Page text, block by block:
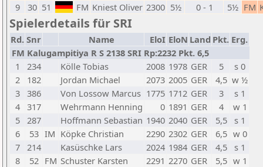
9
30 51 FM Kniest Oliver 2300 5½ 0 - 1 5½ FM
Spielerdetails für SRI
Rd. Snr Name EloI EloN Land Pkt. Erg.
FM Kalugampitiya R S 2138 SRI Rp:2232 Pkt. 6,5
1
234 Kölle Tobias 2008 1978 GER 5
s 0
2
182 Jordan Michael 2073 2005 GER 4,5 w ½
3 386 Von Lossow Marcus 1775 1712 GER 3
s 1
4 317 Wehrmann Henning 0 1891 GER 4
w 1
5 287 Hoffmann Sebastian 1940 2040 GER 5,5
s 1
6
53 IM Köpke Christian 2290 2302 GER 6,5 w 0
7 214 Kasüschke Lars 2024 1984 GER 4,5
s 1
8
52 FM Schuster Karsten 2291 2270 GER 5,5 w 1